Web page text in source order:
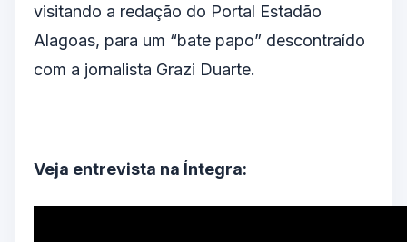
visitando a redação do Portal Estadão
Alagoas, para um “bate papo” descontraído
com a jornalista Grazi Duarte.
Veja entrevista na Íntegra: